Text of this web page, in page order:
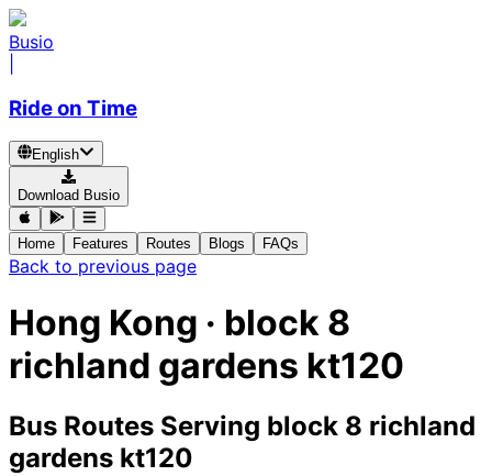
Busio
Ride on Time
English
Download Busio
Home Features Routes Blogs FAQs
Back to previous page
Hong Kong · block 8
richland gardens kt120
Bus Routes Serving block 8 richland
gardens kt120